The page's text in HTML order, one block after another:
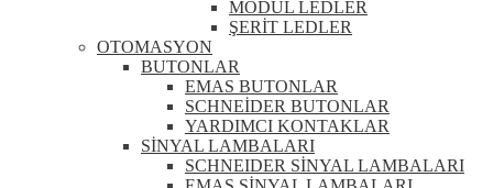
MODÜL LEDLER
ŞERİT LEDLER
OTOMASYON
BUTONLAR
EMAS BUTONLAR
SCHNEİDER BUTONLAR
YARDIMCI KONTAKLAR
SİNYAL LAMBALARI
SCHNEIDER SİNYAL LAMBALARI